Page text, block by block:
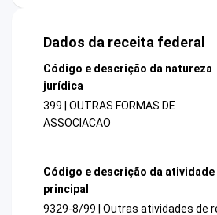
Dados da receita federal
Código e descrição da natureza
jurídica
399 | OUTRAS FORMAS DE
ASSOCIACAO
Código e descrição da atividade
principal
9329-8/99 | Outras atividades de